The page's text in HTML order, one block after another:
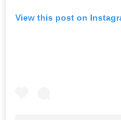
View this post on